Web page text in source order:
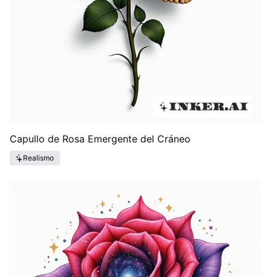
Capullo de Rosa Emergente del Cráneo
Realismo